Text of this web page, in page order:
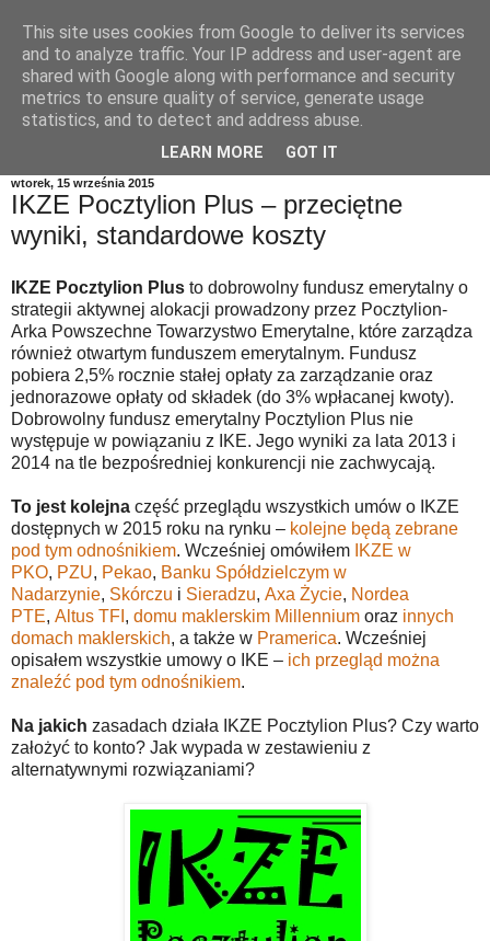
wtorek, 15 września 2015
IKZE Pocztylion Plus – przeciętne
wyniki, standardowe koszty
IKZE Pocztylion Plus to dobrowolny fundusz emerytalny o
strategii aktywnej alokacji prowadzony przez Pocztylion-
Arka Powszechne Towarzystwo Emerytalne, które zarządza
również otwartym funduszem emerytalnym. Fundusz
pobiera 2,5% rocznie stałej opłaty za zarządzanie oraz
jednorazowe opłaty od składek (do 3% wpłacanej kwoty).
Dobrowolny fundusz emerytalny Pocztylion Plus nie
występuje w powiązaniu z IKE. Jego wyniki za lata 2013 i
2014 na tle bezpośredniej konkurencji nie zachwycają.
To jest kolejna część przeglądu wszystkich umów o IKZE
dostępnych w 2015 roku na rynku – kolejne będą zebrane
pod tym odnośnikiem. Wcześniej omówiłem IKZE w
PKO, PZU, Pekao, Banku Spółdzielczym w
Nadarzynie, Skórczu i Sieradzu, Axa Życie, Nordea
PTE, Altus TFI , domu maklerskim Millennium oraz innych
domach maklerskich, a także w Pramerica. Wcześniej
opisałem wszystkie umowy o IKE – ich przegląd można
znaleźć pod tym odnośnikiem.
Na jakich zasadach działa IKZE Pocztylion Plus? Czy warto
założyć to konto? Jak wypada w zestawieniu z
alternatywnymi rozwiązaniami?
This site uses cookies from Google to deliver its services
and to analyze traffic. Your IP address and user-agent are
shared with Google along with performance and security
metrics to ensure quality of service, generate usage
statistics, and to detect and address abuse.
LEARN MORE GOT IT